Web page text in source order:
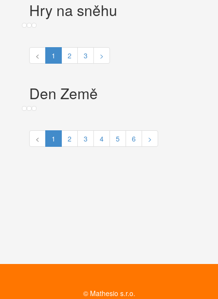
Hry na sněhu
< 1 2 3 >
Den Země
< 1 2 3 4 5 6 >
© Mathesio s.r.o.